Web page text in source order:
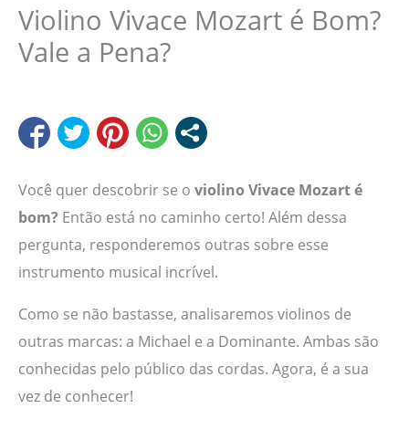
Violino Vivace Mozart é Bom?
Vale a Pena?
Você quer descobrir se o violino Vivace Mozart é
bom? Então está no caminho certo! Além dessa
pergunta, responderemos outras sobre esse
instrumento musical incrível.
Como se não bastasse, analisaremos violinos de
outras marcas: a Michael e a Dominante. Ambas são
conhecidas pelo público das cordas. Agora, é a sua
vez de conhecer!